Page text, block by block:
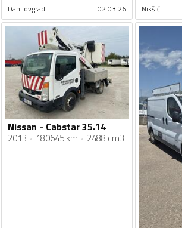
Danilovgrad 02.03.26 Nikšić
Nissan - Cabstar 35.14
2013 180645 km 2488 cm3